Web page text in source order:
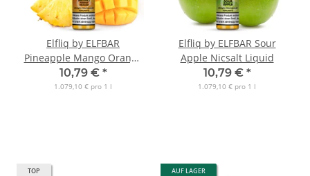
Elfliq by ELFBAR
Pineapple Mango Orange
Nicsalt Liquid
10,79 € *
1.079,10 € pro 1 l
Elfliq by ELFBAR Sour
Apple Nicsalt Liquid
10,79 € *
1.079,10 € pro 1 l
TOP AUF LAGER